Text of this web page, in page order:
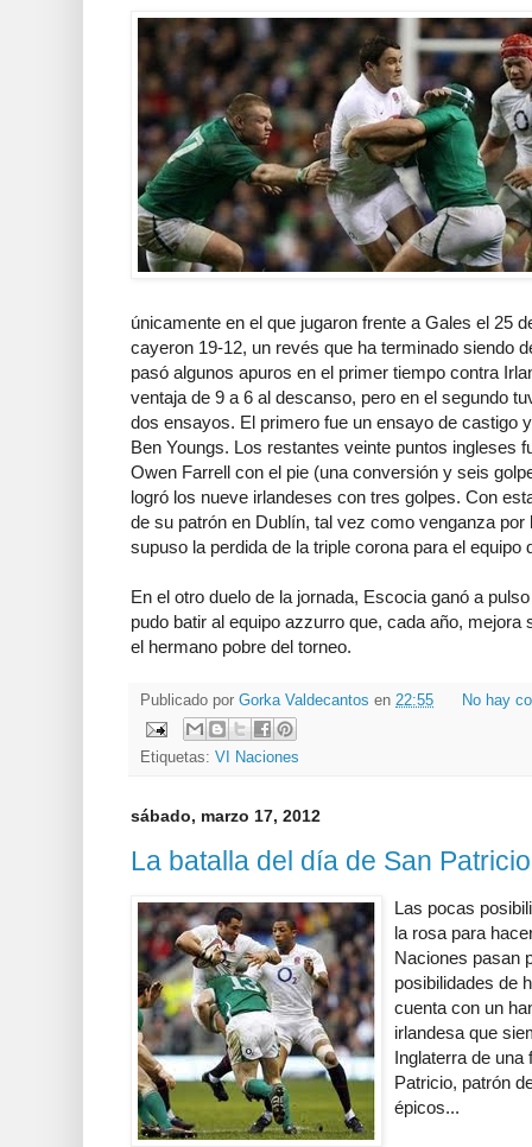
únicamente en el que jugaron frente a Gales el 25
cayeron 19-12, un revés que ha terminado siendo
pasó algunos apuros en el primer tiempo contra
ventaja de 9 a 6 al descanso, pero en el segundo
dos ensayos. El primero fue un ensayo de castigo
Ben Youngs. Los restantes veinte puntos ingleses
Owen Farrell con el pie (una conversión y seis
logró los nueve irlandeses con tres golpes. Con
de su patrón en Dublín, tal vez como venganza por
supuso la perdida de la triple corona para el equipo
En el otro duelo de la jornada, Escocia ganó a
pudo batir al equipo azzurro que, cada año,
el hermano pobre del torneo.
Publicado por Gorka Valdecantos en 22:55 No hay
Etiquetas: VI Naciones
sábado, marzo 17, 2012
La batalla del día de San
Las pocas
la rosa para
Naciones pasan
posibilidades de
cuenta con un
irlandesa que
Inglaterra de una
Patricio, patrón
épicos...